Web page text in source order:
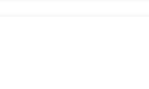
des plateformes et des dApps.